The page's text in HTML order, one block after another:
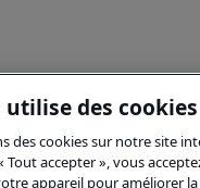
des cookies
des cookies sur notre site
Tout accepter », vous
appareil pour améliorer